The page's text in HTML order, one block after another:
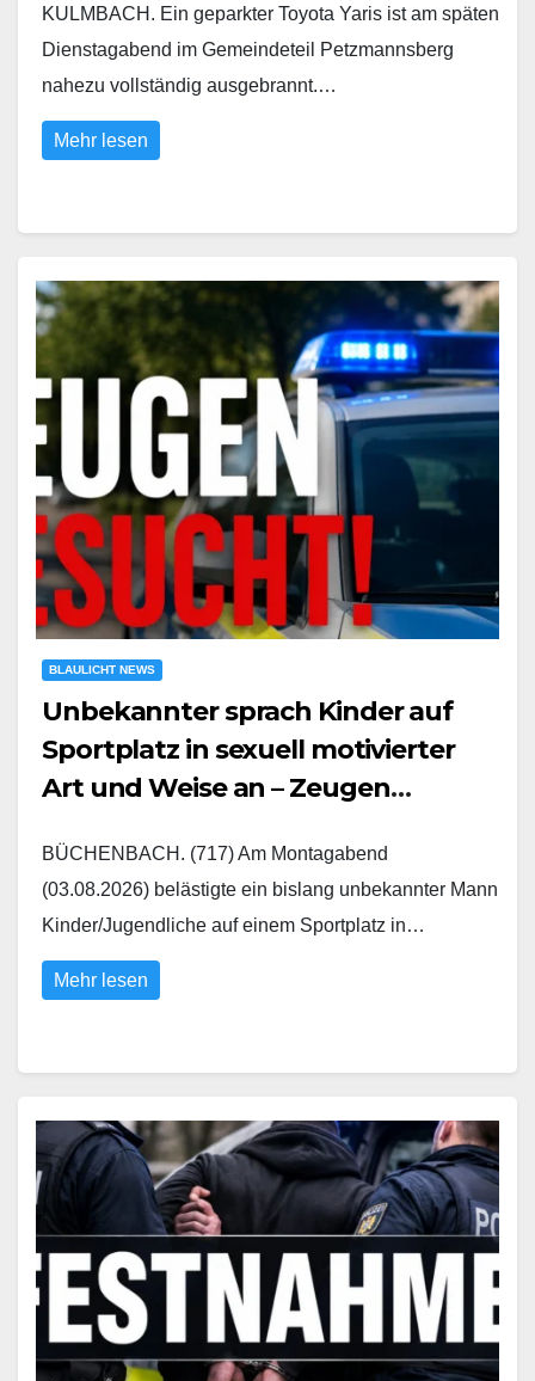
KULMBACH. Ein geparkter Toyota Yaris ist am späten
Dienstagabend im Gemeindeteil Petzmannsberg
nahezu vollständig ausgebrannt.…
Mehr lesen
BLAULICHT NEWS
Unbekannter sprach Kinder auf
Sportplatz in sexuell motivierter
Art und Weise an – Zeugen
BÜCHENBACH. (717) Am Montagabend
(03.08.2026) belästigte ein bislang unbekannter Mann
Kinder/Jugendliche auf einem Sportplatz in…
Mehr lesen